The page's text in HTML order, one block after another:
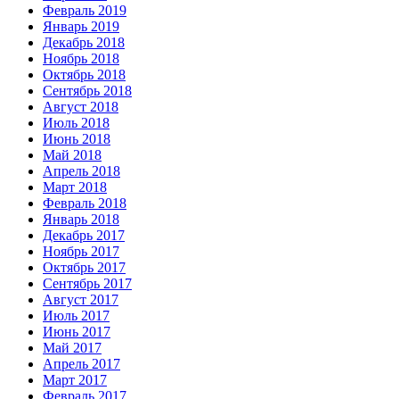
Февраль 2019
Январь 2019
Декабрь 2018
Ноябрь 2018
Октябрь 2018
Сентябрь 2018
Август 2018
Июль 2018
Июнь 2018
Май 2018
Апрель 2018
Март 2018
Февраль 2018
Январь 2018
Декабрь 2017
Ноябрь 2017
Октябрь 2017
Сентябрь 2017
Август 2017
Июль 2017
Июнь 2017
Май 2017
Апрель 2017
Март 2017
Февраль 2017